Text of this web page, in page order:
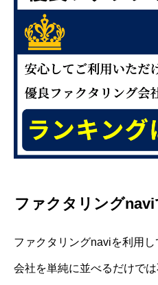
ファクタリング
ファクタリングnaviを利用
会社を単純に並べるだけでは